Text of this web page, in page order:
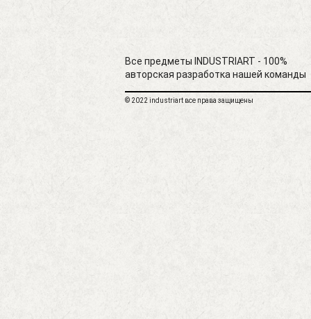
Все предметы INDUSTRIART - 100%
авторская разработка нашей команды
© 2022 industriart все права защищены